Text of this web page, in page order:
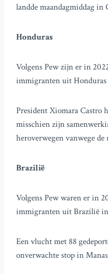
landde maandagmiddag in
Honduras
Volgens Pew zijn er in
immigranten uit Honduras
President Xiomara Castro
misschien zijn
heroverwegen vanwege de
Brazilië
Volgens Pew waren er in
immigranten uit Brazilië
Een vlucht met 88
onverwachte stop in